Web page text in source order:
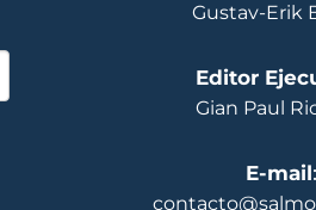
Gustav-Erik
Editor
Gian Paul
E-mail: